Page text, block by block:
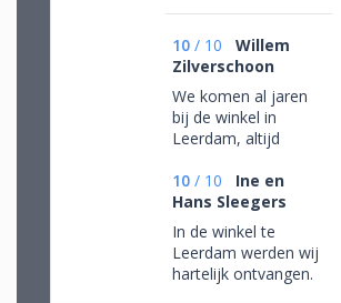
10 / 10
Willem
Zilverschoon
We komen al jaren
bij de winkel in
Leerdam, altijd
waar we een aantal
van gekocht hebben.
Na onze verhuizing
naar Drenthe voor
het eerst via de site
gekocht. De website
10 / 10
Ine en
Hans Sleegers
In de winkel te
Leerdam werden wij
hartelijk ontvangen.